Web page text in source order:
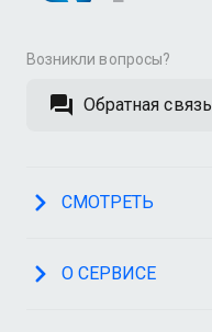
Возникли вопросы?
Обратная связь
СМОТРЕТЬ
О СЕРВИСЕ